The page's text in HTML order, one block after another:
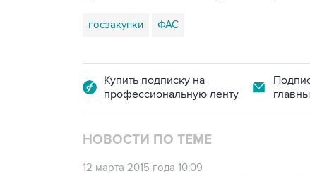
госзакупки ФАС
Купить подписку на
профессиональную ленту
НОВОСТИ ПО ТЕМЕ
12 марта 2015 года 10:09